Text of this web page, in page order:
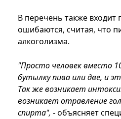
В перечень также
ошибаются, считая, что
алкоголизма.
"Просто человек вместо
бутылку пива или две, и
Так же возникает
возникает отравление
спирта", - объясняет